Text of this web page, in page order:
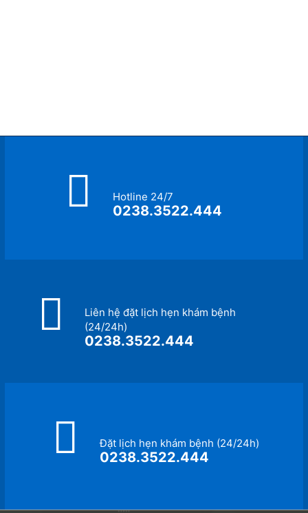
Hotline 24/7
0238.3522.444
Liên hệ đặt lịch hẹn khám bệnh
(24/24h)
0238.3522.444
Đặt lịch hẹn khám bệnh (24/24h)
0238.3522.444